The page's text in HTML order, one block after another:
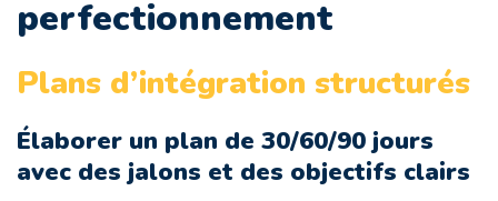
perfectionnement
Plans d’intégration structurés
Élaborer un plan de 30/60/90 jours
avec des jalons et des objectifs clairs